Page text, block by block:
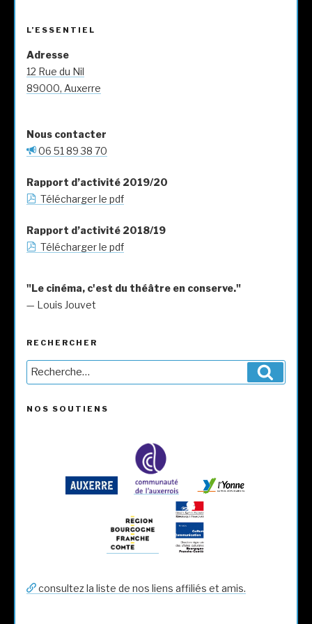
L’ESSENTIEL
Adresse
12 Rue du Nil
89000, Auxerre
Nous contacter
06 51 89 38 70
Rapport d’activité 2019/20
Télécharger le pdf
Rapport d’activité 2018/19
Télécharger le pdf
"Le cinéma, c'est du théâtre en conserve."
— Louis Jouvet
RECHERCHER
Recherche
pour
NOS SOUTIENS
consultez la liste de nos liens affiliés et amis.